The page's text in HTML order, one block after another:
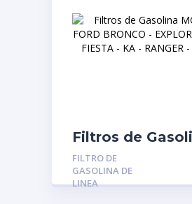
Filtros de
MGR-3521: FORD
BRONCO –
– F150 – FIESTA
FILTRO DE
GASOLINA DE
LINEA